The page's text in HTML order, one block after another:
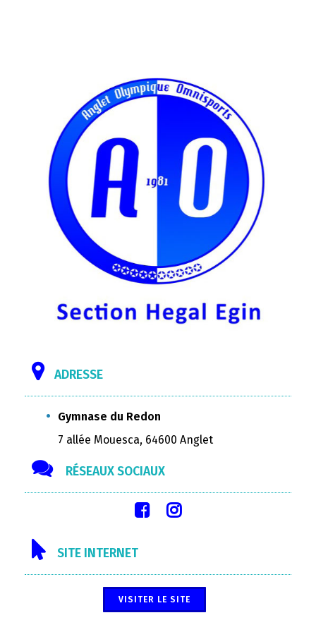
ADRESSE
Gymnase du Redon
7 allée Mouesca, 64600 Anglet
RÉSEAUX SOCIAUX
SITE INTERNET
VISITER LE SITE